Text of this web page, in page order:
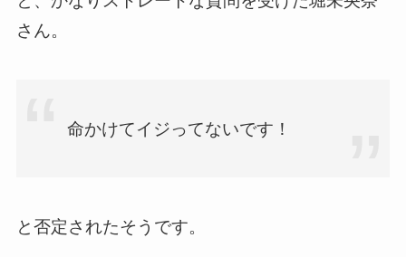
さん。
命かけてイジってないです！
と否定されたそうです。